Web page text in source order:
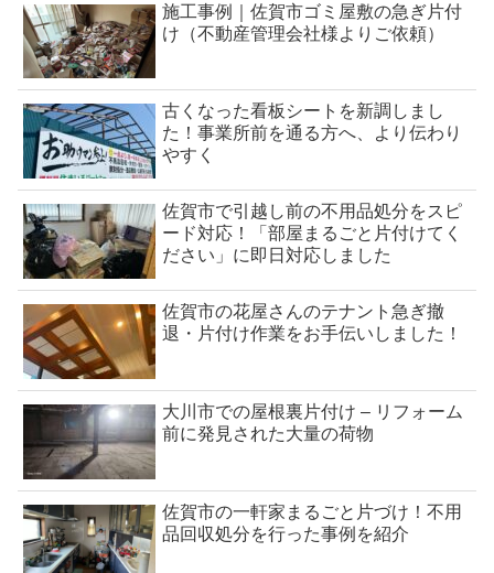
施工事例｜佐賀市ゴミ屋敷の急ぎ片付
け（不動産管理会社様よりご依頼）
古くなった看板シートを新調しまし
た！事業所前を通る方へ、より伝わり
やすく
佐賀市で引越し前の不用品処分をスピ
ード対応！「部屋まるごと片付けてく
ださい」に即日対応しました
佐賀市の花屋さんのテナント急ぎ撤
退・片付け作業をお手伝いしました！
大川市での屋根裏片付け – リフォーム
前に発見された大量の荷物
佐賀市の一軒家まるごと片づけ！不用
品回収処分を行った事例を紹介